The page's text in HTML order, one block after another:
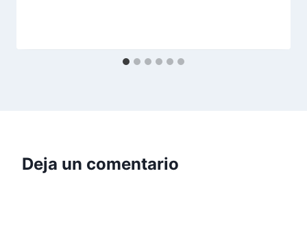
Deja un comentario